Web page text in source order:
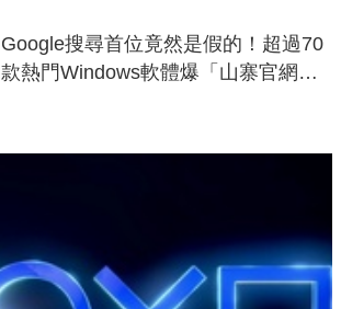
Google搜尋首位竟然是假的！超過70
款熱門Windows軟體爆「山寨官網」